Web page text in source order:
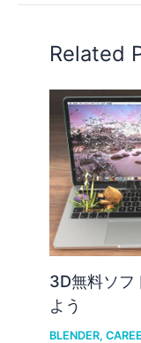
Related
3D無料ソフ
よう
BLENDER,